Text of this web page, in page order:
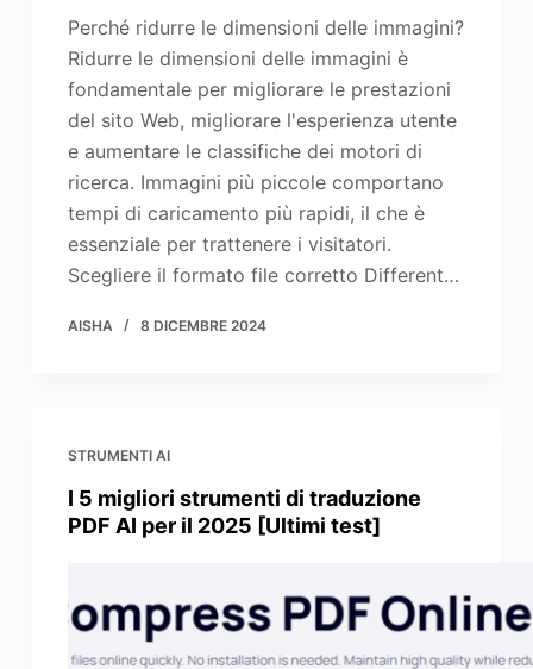
Perché ridurre le dimensioni delle immagini?
Ridurre le dimensioni delle immagini è
fondamentale per migliorare le prestazioni
del sito Web, migliorare l'esperienza utente
e aumentare le classifiche dei motori di
ricerca. Immagini più piccole comportano
tempi di caricamento più rapidi, il che è
essenziale per trattenere i visitatori.
Scegliere il formato file corretto Different…
AISHA 8 DICEMBRE 2024
STRUMENTI AI
I 5 migliori strumenti di traduzione
PDF AI per il 2025 [Ultimi test]